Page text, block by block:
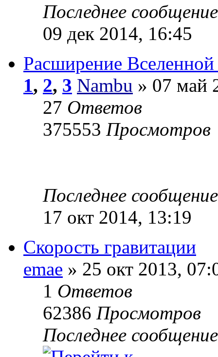
Последнее
09 дек 2014, 16:45
Расширение Вселенной
1, 2, 3 Nambu » 07 май
27 Ответов
375553 Просмотров
Последнее
17 окт 2014, 13:19
Скорость гравитации
emae » 25 окт 2013,
1 Ответов
62386 Просмотров
Последнее